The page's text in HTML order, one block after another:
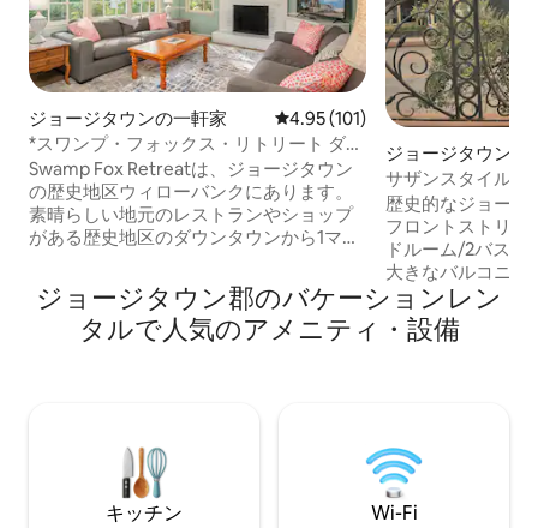
ジョージタウンの一軒家 レビュー101件、5つ星中4.95つ
4.95 (101)
*スワンプ・フォックス・リトリート ダウ
ンタウンまで1マイル未満
Swamp Fox Retreatは、ジョージタウン
の歴史地区ウィローバンクにあります。
素晴らしい地元のレストランやショップ
がある歴史地区のダウンタウンから1マイ
島まで15分 リノベーションされたキッチ
ン クォーツのカウンター ステンレス製品
Cuisinart調理器具 Weberの炭火グリル フ
ルームにさらに2つのデスク 居間、書斎、
パティオで楽しめます。 コミュニティボ
ートランディングまで1.2マイル テレビ1
ジョージタウンの
ン・アパート
サザンスタイルで
歴史的なジョージ
フロントストリー
ドルーム/2バスル
大きなバルコニー
トのアパートは、
合使用のチャー
の2階にあります。 レストラン、美術
Café」では、宿泊
ーパスで静かな空
ます。無料駐車場
ジョージタウン郡のバケーションレン
タルで人気のアメニティ・設備
キッチン Wi-Fi